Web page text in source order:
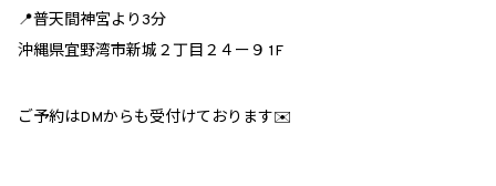
📍普天間神宮より3分
沖縄県宜野湾市新城２丁目２４ー９ 1F
ご予約はDMからも受付けております✉️